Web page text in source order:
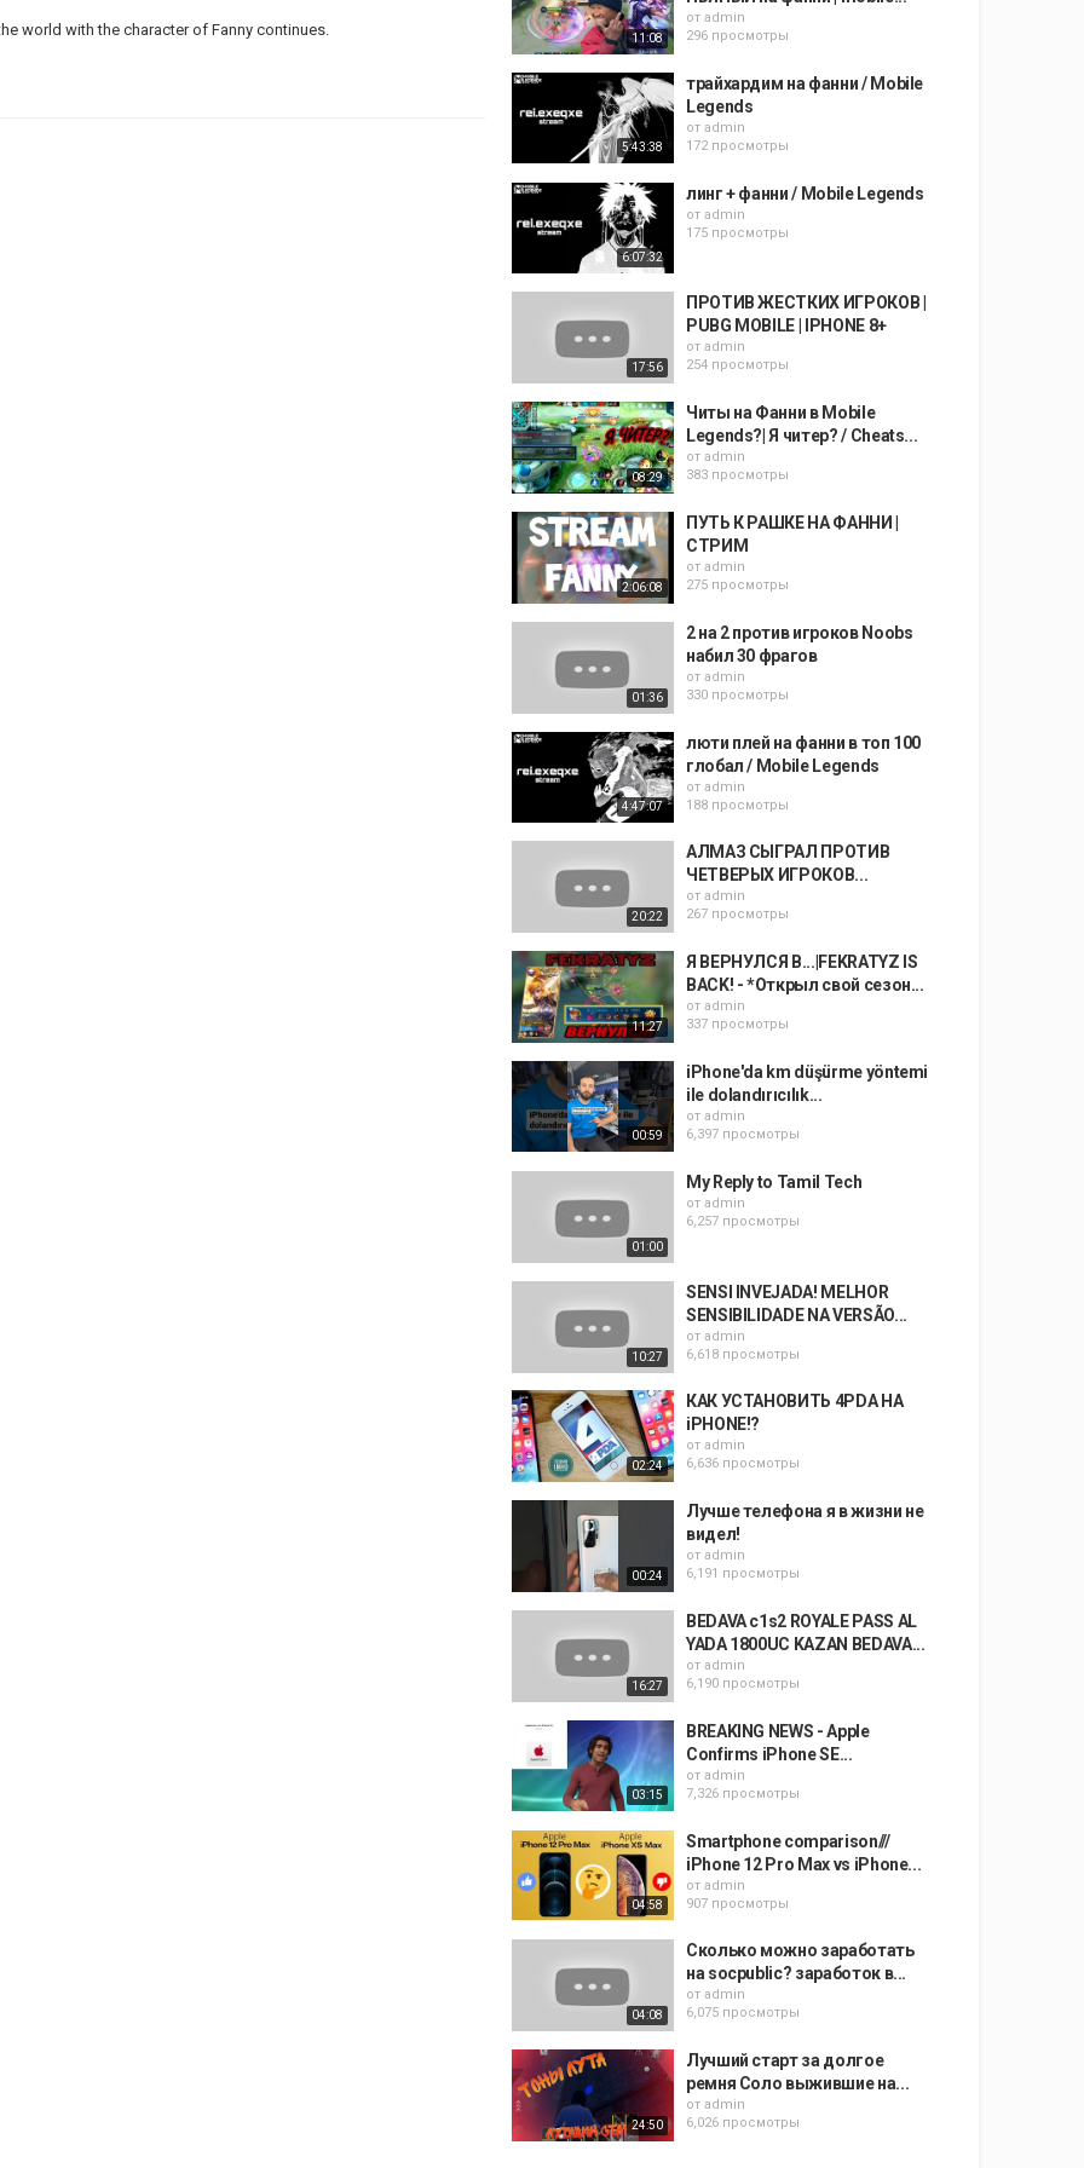
world with the character of Fanny continues.
11:08
от admin
296 просмотры
5:43:38
трайхардим на фанни / Mobile
Legends
от admin
172 просмотры
6:07:32
линг + фанни / Mobile Legends
от admin
175 просмотры
17:56
ПРОТИВ ЖЕСТКИХ ИГРОКОВ |
PUBG MOBILE | IPHONE 8+
от admin
254 просмотры
08:29
Читы на Фанни в Mobile
Legends?| Я читер? / Cheats...
от admin
383 просмотры
2:06:08
ПУТЬ К РАШКЕ НА ФАННИ |
СТРИМ
от admin
275 просмотры
01:36
2 на 2 против игроков Noobs
набил 30 фрагов
от admin
330 просмотры
4:47:07
люти плей на фанни в топ 100
глобал / Mobile Legends
от admin
188 просмотры
20:22
АЛМАЗ СЫГРАЛ ПРОТИВ
ЧЕТВЕРЫХ ИГРОКОВ...
от admin
267 просмотры
11:27
Я ВЕРНУЛСЯ В...|FEKRATYZ IS
BACK! - *Открыл свой сезон...
от admin
337 просмотры
00:59
iPhone'da km düşürme yöntemi
ile dolandırıcılık...
от admin
6,397 просмотры
01:00
My Reply to Tamil Tech
от admin
6,257 просмотры
10:27
SENSI INVEJADA! MELHOR
SENSIBILIDADE NA VERSÃO...
от admin
6,618 просмотры
02:24
КАК УСТАНОВИТЬ 4PDA НА
iPHONE!?
от admin
6,636 просмотры
00:24
Лучше телефона я в жизни не
видел!
от admin
6,191 просмотры
16:27
BEDAVA c1s2 ROYALE PASS AL
YADA 1800UC KAZAN BEDAVA...
от admin
6,190 просмотры
03:15
BREAKING NEWS - Apple
Confirms iPhone SE...
от admin
7,326 просмотры
04:58
Smartphone comparison///
iPhone 12 Pro Max vs iPhone...
от admin
907 просмотры
04:08
Сколько можно заработать
на socpublic? заработок в...
от admin
6,075 просмотры
24:50
Лучший старт за долгое
ремня Соло выжившие на...
от admin
6,026 просмотры